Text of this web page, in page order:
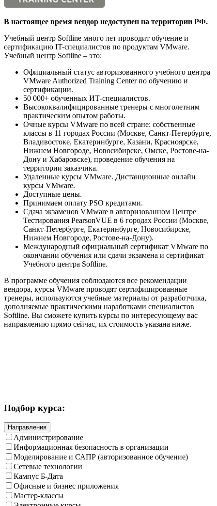
В настоящее время вендор недоступен на территории РФ.
Учебный центр Softline много лет проводит обучение и
сертификацию IT-специалистов по продуктам VMware.
Учебный центр Softline – это:
Официальный статус авторизованного учебного центра
VMware Authorized Training Center по обучению и
сертификации.
50 000+ обученных ИТ-специалистов.
Высококвалифицированные тренеры с многолетним
практическим опытом работы.
Очные курсы VMware по всей стране: собственные
классы в 11 городах России (Москве, Санкт-Петербурге,
Владивостоке, Екатеринбурге, Казани, Красноярске,
Нижнем Новгороде, Новосибирске, Омске, Ростове-на-
Дону и Хабаровске), проведение обучения на
территории заказчика.
Удаленные курсы VMware. Дистанционные онлайн
курсы VMware.
Доступные цены.
Принимаем оплату PSO кредитами.
Сдача экзаменов VMware в авторизованном Центре
Тестирования PearsonVUE в 6 городах России (Москве,
Санкт-Петербурге, Екатеринбурге, Новосибирске,
Нижнем Новгороде, Ростове-на-Дону).
Международный официальный сертификат VMware по
окончании обучения или сдачи экзамена и сертификат
Учебного центра Softline.
В программе обучения соблюдаются все рекомендации
вендора, курсы VMware проводят сертифицированные
тренеры, используются учебные материалы от разработчика,
дополняемые практическими наработками специалистов
Softline. Вы сможете купить курсы по интересующему вас
направлению прямо сейчас, их стоимость указана ниже.
Подбор курса:
Направления
Администрирование
Информационная безопасность в организации
Моделирование и САПР (авторизованное обучение)
Сетевые технологии
Кампус Б-Дата
Офисные и бизнес приложения
Мастер-классы